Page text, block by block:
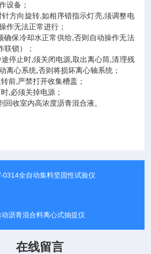
设备；
方向旋转.如相序错指示灯亮,须调整电
作无法正常进行；
确保冷却水正常供给,否则自动操作无法
联锁）；
停止时,须关闭电源,取出离心筒,清理残
离心系统,否则将损坏离心轴系统；
前,严禁打开收集槽盖；
,必须关掉电源；
回收室内高浓度沥青混合液。
0314全自动集料坚固性试验仪
动沥青混合料离心式抽提仪
在线留言